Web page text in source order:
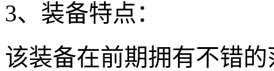
3、装备特点：
该装备在前期拥有不错